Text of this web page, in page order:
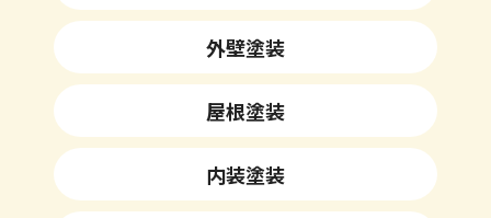
外壁塗装
屋根塗装
内装塗装